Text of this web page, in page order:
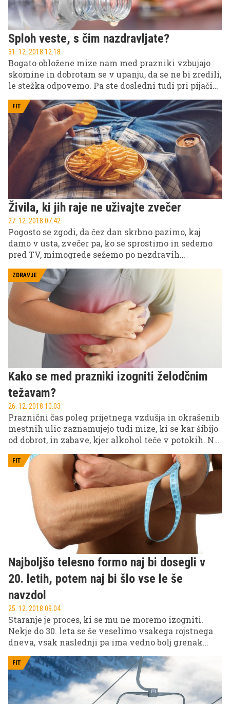
Sploh veste, s čim nazdravljate?
31. 12. 2018 12.18
Bogato obložene mize nam med prazniki vzbujajo
skomine in dobrotam se v upanju, da se ne bi zredili,
le stežka odpovemo. Pa ste dosledni tudi pri pijači?
kilogramov med prazniki posledica prekomernega
uživanja alkoholnih pijač?
FIT
Živila, ki jih raje ne uživajte zvečer
27. 12. 2018 07.42
Pogosto se zgodi, da čez dan skrbno pazimo, kaj
damo v usta, zvečer pa, ko se sprostimo in sedemo
pred TV, mimogrede sežemo po nezdravih
prigrizkih ali preprosto pojemo preveč. Vsakič, ko
vas bo zvečer popadla lakota, imejte v mislih, česa
se je takrat treba posebej izogibati.
ZDRAVJE
Kako se med prazniki izogniti želodčnim
težavam?
26. 12. 2018 10.03
Praznični čas poleg prijetnega vzdušja in okrašenih
mestnih ulic zaznamujejo tudi mize, ki se kar šibijo
od dobrot, in zabave, kjer alkohol teče v potokih. Nič
čudnega torej, da ima ravno v tem času največ ljudi
želodčne težave. Da bi se jim izognili in kljub temu
praznike zajemali z veliko žlico, je treba jesti in piti
po pameti.
FIT
Najboljšo telesno formo naj bi dosegli v
20. letih, potem naj bi šlo vse le še
navzdol
25. 12. 2018 09.04
Staranje je proces, ki se mu ne moremo izogniti.
Nekje do 30. leta se še veselimo vsakega rojstnega
dneva, vsak naslednji pa ima vedno bolj grenak
tridesetem letu naše telo izgubljati moč, lahko s
pravilnim pristopom staranje do neke mere
upočasnimo.
FIT